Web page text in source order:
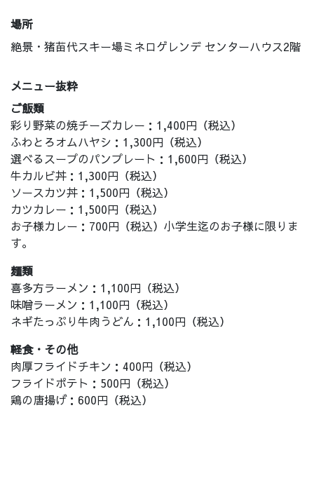
場所
絶景・猪苗代スキー場ミネロゲレンデ センターハウス2階
メニュー抜粋
ご飯類
彩り野菜の焼チーズカレー：1,400円（税込）
ふわとろオムハヤシ：1,300円（税込）
選べるスープのパンプレート：1,600円（税込）
牛カルビ丼：1,300円（税込）
ソースカツ丼：1,500円（税込）
カツカレー：1,500円（税込）
お子様カレー：700円（税込）小学生迄のお子様に限りま
す。
麺類
喜多方ラーメン：1,100円（税込）
味噌ラーメン：1,100円（税込）
ネギたっぷり牛肉うどん：1,100円（税込）
軽食・その他
肉厚フライドチキン：400円（税込）
フライドポテト：500円（税込）
鶏の唐揚げ：600円（税込）